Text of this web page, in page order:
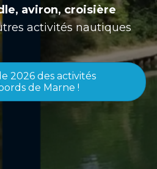
aviron, croisière
activités nautiques
2026 des activités
de Marne !